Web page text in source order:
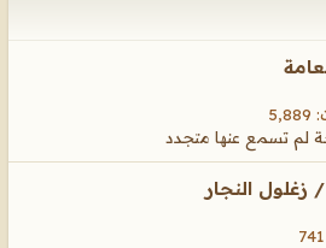
لم تسمع عنها متجدد
زغلول النجار